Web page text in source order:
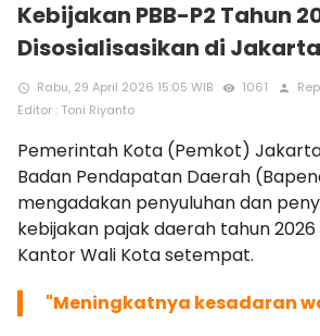
Kebijakan PBB-P2 Tahun
Disosialisasikan di
access_time Rabu, 29 April 2026 15:05 WIB remove_red_eye 1061 person
Editor : Toni Riyanto
Pemerintah Kota (Pemkot)
Badan Pendapatan Daerah
mengadakan penyuluhan dan
kebijakan pajak daerah tahun 2026
Kantor Wali Kota setempat.
"Meningkatnya kesadaran